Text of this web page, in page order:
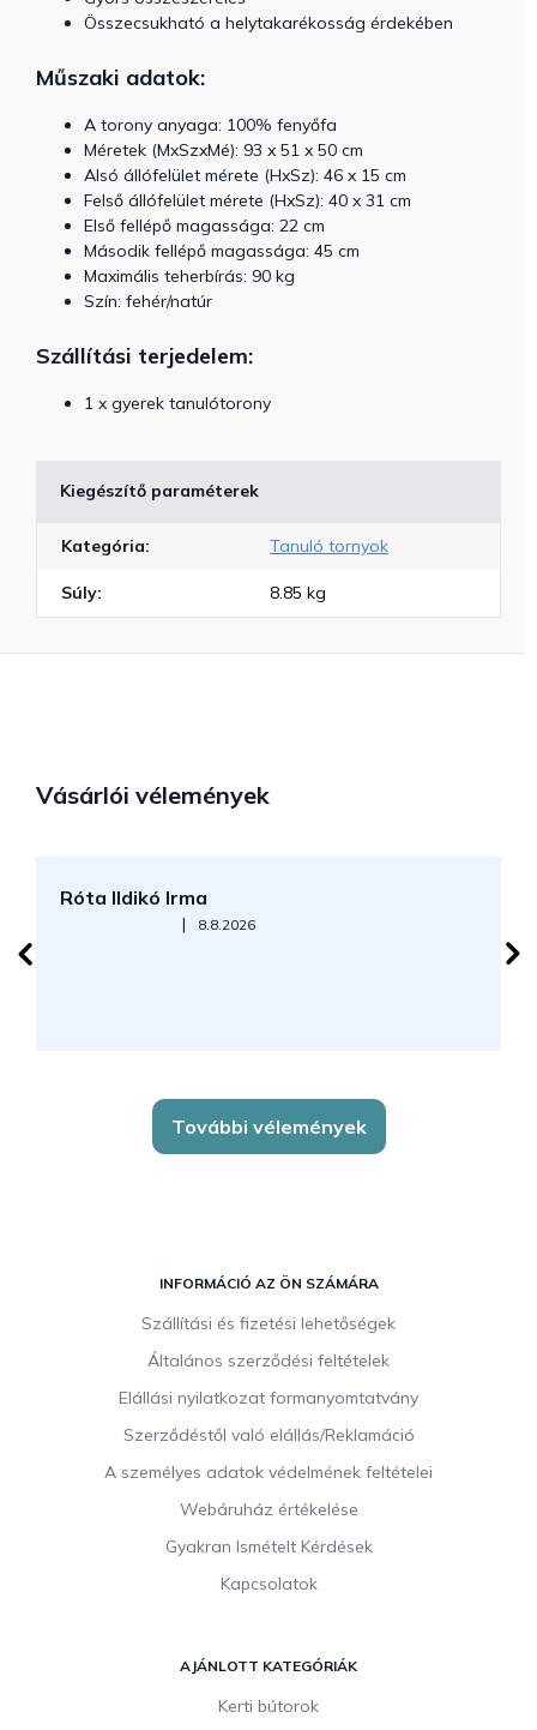
Összecsukható a helytakarékosság érdekében
Műszaki adatok:
A torony anyaga: 100% fenyőfa
Méretek (MxSzxMé): 93 x 51 x 50 cm
Alsó állófelület mérete (HxSz): 46 x 15 cm
Felső állófelület mérete (HxSz): 40 x 31 cm
Első fellépő magassága: 22 cm
Második fellépő magassága: 45 cm
Maximális teherbírás: 90 kg
Szín: fehér/natúr
Szállítási terjedelem:
1 x gyerek tanulótorony
Kiegészítő paraméterek
Kategória: Tanuló tornyok
Súly: 8.85 kg
Vásárlói vélemények
Róta Ildikó Irma
Az áruház értékelése 5-ből 5 csillag.
| 8.8.2026
További vélemények
INFORMÁCIÓ AZ ÖN SZÁMÁRA
Szállítási és fizetési lehetőségek
Általános szerződési feltételek
Elállási nyilatkozat formanyomtatvány
Szerződéstől való elállás/Reklamáció
A személyes adatok védelmének feltételei
Webáruház értékelése
Gyakran Ismételt Kérdések
Kapcsolatok
AJÁNLOTT KATEGÓRIÁK
Kerti bútorok